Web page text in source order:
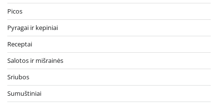
Picos
Pyragai ir kepiniai
Receptai
Salotos ir mišrainės
Sriubos
Sumuštiniai